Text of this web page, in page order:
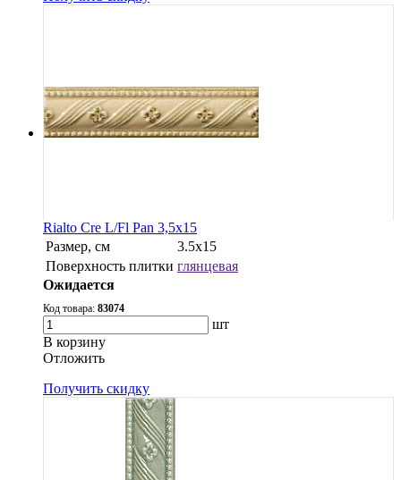
Rialto Cre L/Fl Pan 3,5x15
Размер, см
3.5x15
Поверхность плитки глянцевая
Ожидается
Код товара: 83074
шт
В корзину
Oтложить
Получить скидку